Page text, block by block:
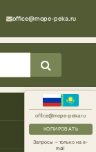
office@mope-peka.ru
КОПИРОВАТЬ
Запросы — только на e-
mail
office@mope-peka.ru